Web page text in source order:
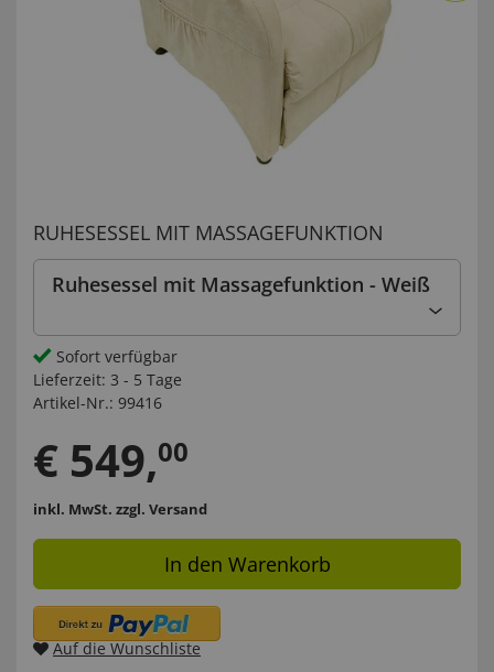
RUHESESSEL MIT MASSAGEFUNKTION
Ruhesessel mit Massagefunktion - Weiß
Sofort verfügbar
Lieferzeit: 3 - 5 Tage
Artikel-Nr.: 99416
€ 549,00
inkl. MwSt. zzgl. Versand
In den Warenkorb
Auf die Wunschliste